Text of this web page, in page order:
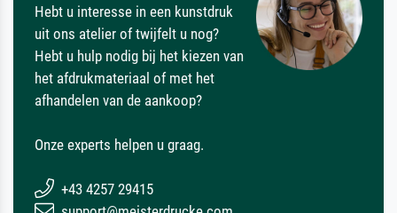
Hebt u interesse in een kunstdruk
uit ons atelier of twijfelt u nog?
Hebt u hulp nodig bij het kiezen van
het afdrukmateriaal of met het
afhandelen van de aankoop?
Onze experts helpen u graag.
+43 4257 29415